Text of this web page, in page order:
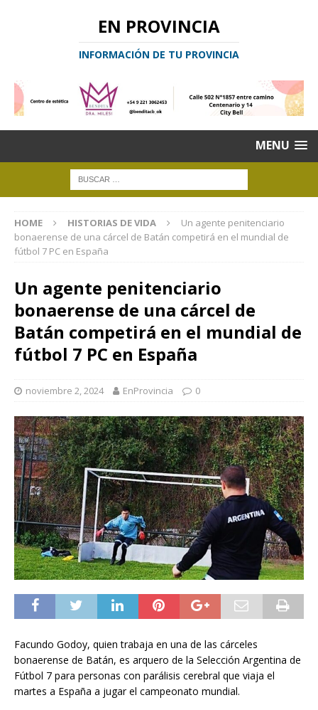
EN PROVINCIA
INFORMACIÓN DE TU PROVINCIA
MENU
HOME HISTORIAS DE VIDA
Un agente penitenciario
bonaerense de una cárcel de Batán competirá en el mundial de
fútbol 7 PC en España
Un agente penitenciario
bonaerense de una cárcel de
Batán competirá en el mundial de
fútbol 7 PC en España
noviembre 2, 2024 EnProvincia 0
Facundo Godoy, quien trabaja en una de las cárceles
bonaerense de Batán, es arquero de la Selección Argentina de
Fútbol 7 para personas con parálisis cerebral que viaja el
martes a España a jugar el campeonato mundial.